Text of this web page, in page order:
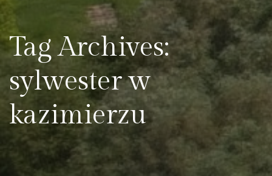
Tag Archives:
sylwester w
kazimierzu